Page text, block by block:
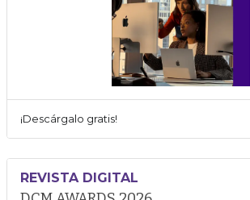
¡Descárgalo gratis!
REVISTA DIGITAL